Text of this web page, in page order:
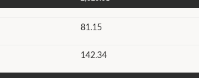
81.15
142.34